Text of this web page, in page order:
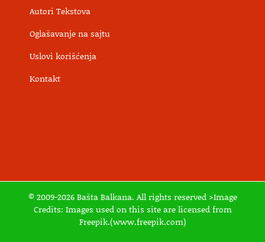
Autori Tekstova
Oglašavanje na sajtu
Uslovi korišćenja
Kontakt
© 2009-2026 Bašta Balkana. All rights reserved >Image
Credits: Images used on this site are licensed from
Freepik.(www.freepik.com)